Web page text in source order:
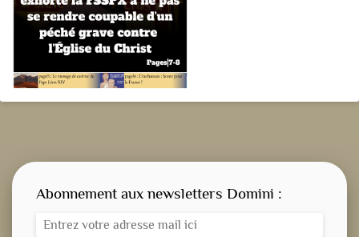
Abonnement aux newsletters Domini :